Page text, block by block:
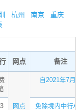
杭州 南京
重庆
网点 备注
网点
自2021年7月...
免除境内中行